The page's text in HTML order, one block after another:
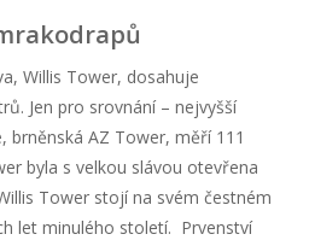
Willis Tower, dosahuje
Jen pro srovnání – nejvyšší
brněnská AZ Tower, měří 111
byla s velkou slávou otevřena
Tower stojí na svém čestném
let minulého století. Prvenství